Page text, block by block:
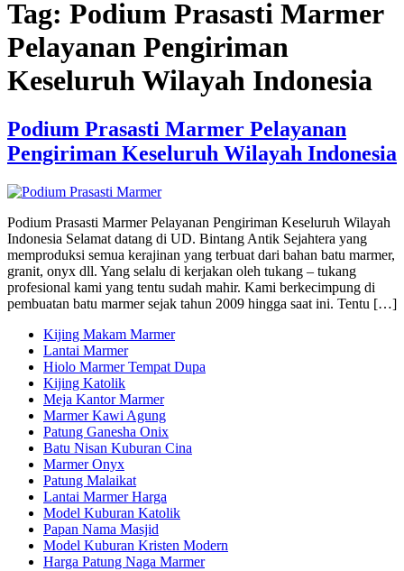
Tag: Podium Prasasti Marmer
Pelayanan Pengiriman
Keseluruh Wilayah Indonesia
Podium Prasasti Marmer Pelayanan
Pengiriman Keseluruh Wilayah Indonesia
Podium Prasasti Marmer Pelayanan Pengiriman Keseluruh Wilayah
Indonesia Selamat datang di UD. Bintang Antik Sejahtera yang
memproduksi semua kerajinan yang terbuat dari bahan batu marmer,
granit, onyx dll. Yang selalu di kerjakan oleh tukang – tukang
profesional kami yang tentu sudah mahir. Kami berkecimpung di
pembuatan batu marmer sejak tahun 2009 hingga saat ini. Tentu […]
Kijing Makam Marmer
Lantai Marmer
Hiolo Marmer Tempat Dupa
Kijing Katolik
Meja Kantor Marmer
Marmer Kawi Agung
Patung Ganesha Onix
Batu Nisan Kuburan Cina
Marmer Onyx
Patung Malaikat
Lantai Marmer Harga
Model Kuburan Katolik
Papan Nama Masjid
Model Kuburan Kristen Modern
Harga Patung Naga Marmer